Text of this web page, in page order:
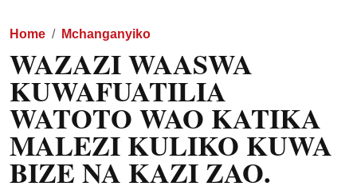
Home Mchanganyiko
WAZAZI WAASWA
KUWAFUATILIA
WATOTO WAO KATIKA
MALEZI KULIKO KUWA
BIZE NA KAZI ZAO.